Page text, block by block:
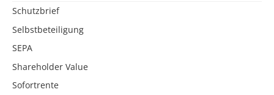
Schutzbrief
Selbstbeteiligung
SEPA
Shareholder Value
Sofortrente